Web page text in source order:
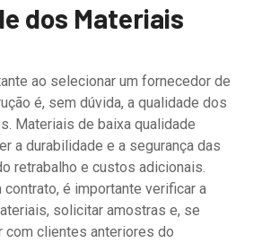
dos Materiais
ao selecionar um fornecedor de
é, sem dúvida, a qualidade dos
Materiais de baixa qualidade
a durabilidade e a segurança das
retrabalho e custos adicionais.
é importante verificar a
solicitar amostras e, se
com clientes anteriores do